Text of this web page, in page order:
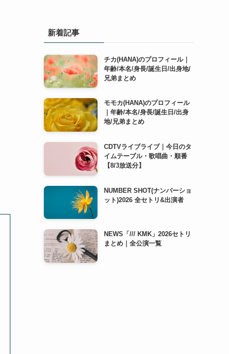
新着記事
チカ(HANA)のプロフィール｜
年齢/本名/身長/誕生日/出身地/
兄弟まとめ
モモカ(HANA)のプロフィール
｜年齢/本名/身長/誕生日/出身
地/兄弟まとめ
CDTVライブライブ｜今日のタ
イムテーブル・歌唱曲・順番
【8/3放送分】
NUMBER SHOT(ナンバーショ
ット)2026 全セトリ&出演者
NEWS「/// KMK」2026セトリ
まとめ｜全公演一覧